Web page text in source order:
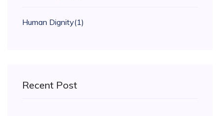
Human Dignity(1)
Recent Post